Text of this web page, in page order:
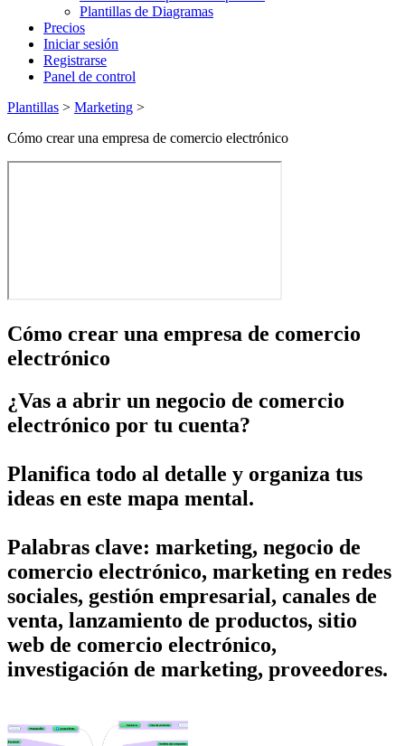
Plantillas de Diagramas
Precios
Iniciar sesión
Registrarse
Panel de control
Plantillas > Marketing >
Cómo crear una empresa de comercio electrónico
Cómo crear una empresa de comercio
electrónico
¿Vas a abrir un negocio de comercio
electrónico por tu cuenta?
Planifica todo al detalle y organiza tus
ideas en este mapa mental.
Palabras clave: marketing, negocio de
comercio electrónico, marketing en redes
sociales, gestión empresarial, canales de
venta, lanzamiento de productos, sitio
web de comercio electrónico,
investigación de marketing, proveedores.